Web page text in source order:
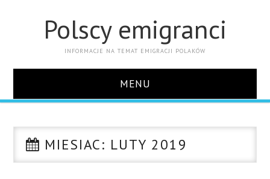
Polscy emigranci
INFORMACJE NA TEMAT EMIGRACJI POLAKÓW
MENU
KONTAKTMIESIAC: LUTY 2019